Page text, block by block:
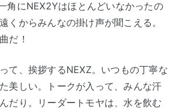
角にNEX2Yはほとんどいなかったの
くからみんなの掛け声が聞こえる。
だ！
て、挨拶するNEXZ。いつもの丁寧な
美しい。トークが入って、みんな汗
だり。リーダートモヤは、水を飲む